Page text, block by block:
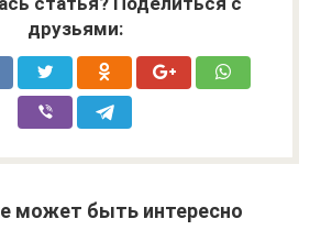
друзьями:
может быть интересно